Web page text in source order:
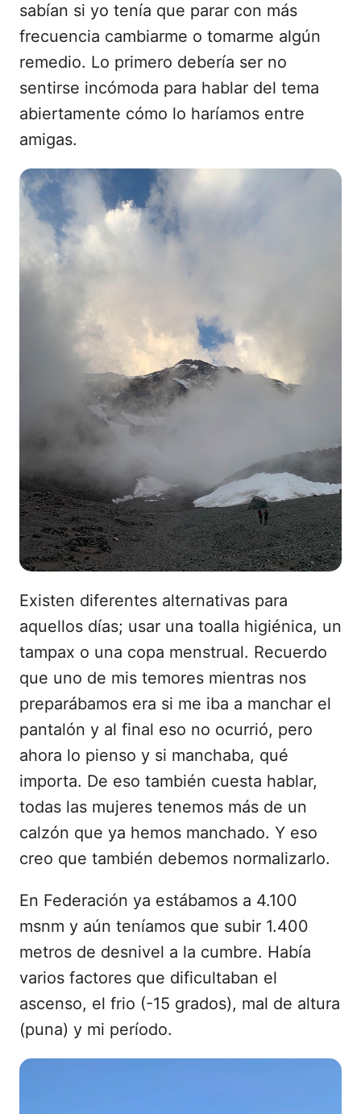
sabían si yo tenía que parar con más
frecuencia cambiarme o tomarme algún
remedio. Lo primero debería ser no
sentirse incómoda para hablar del tema
abiertamente cómo lo haríamos entre
amigas.
Existen diferentes alternativas para
aquellos días; usar una toalla higiénica, un
tampax o una copa menstrual. Recuerdo
que uno de mis temores mientras nos
preparábamos era si me iba a manchar el
pantalón y al final eso no ocurrió, pero
ahora lo pienso y si manchaba, qué
importa. De eso también cuesta hablar,
todas las mujeres tenemos más de un
calzón que ya hemos manchado. Y eso
creo que también debemos normalizarlo.
En Federación ya estábamos a 4.100
msnm y aún teníamos que subir 1.400
metros de desnivel a la cumbre. Había
varios factores que dificultaban el
ascenso, el frio (-15 grados), mal de altura
(puna) y mi período.